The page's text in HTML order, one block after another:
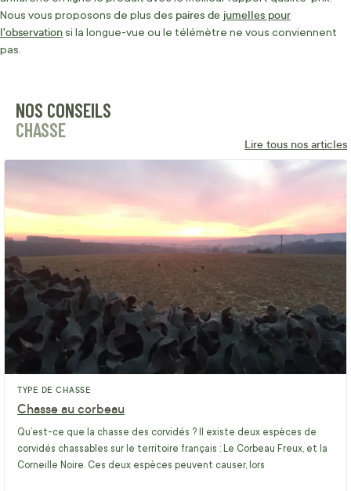
Nous vous proposons de plus des paires de jumelles pour
l'observation si la longue-vue ou le télémètre ne vous conviennent
pas.
NOS CONSEILS
CHASSE
Lire tous nos articles
TYPE DE CHASSE
Chasse au corbeau
Qu’est-ce que la chasse des corvidés ? Il existe deux espèces de
corvidés chassables sur le territoire français : Le Corbeau Freux, et la
Corneille Noire. Ces deux espèces peuvent causer, lors